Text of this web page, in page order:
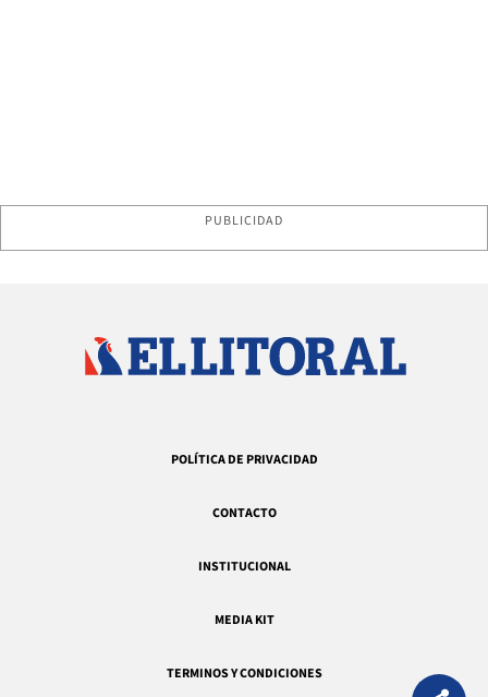
PUBLICIDAD
POLÍTICA DE PRIVACIDAD
CONTACTO
INSTITUCIONAL
MEDIA KIT
TERMINOS Y CONDICIONES